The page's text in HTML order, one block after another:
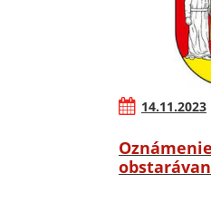
14.11.2023